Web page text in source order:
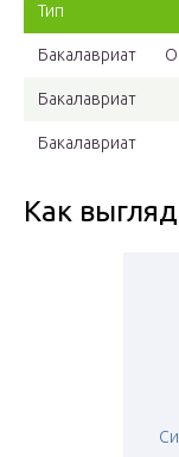
Тип
Бакалавриат
Бакалавриат
Бакалавриат
Как